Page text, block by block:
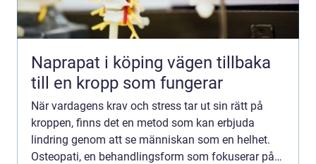
Naprapat i köping vägen tillbaka
till en kropp som fungerar
När vardagens krav och stress tar ut sin rätt på
kroppen, finns det en metod som kan erbjuda
lindring genom att se människan som en helhet.
Osteopati, en behandlingsform som fokuserar på